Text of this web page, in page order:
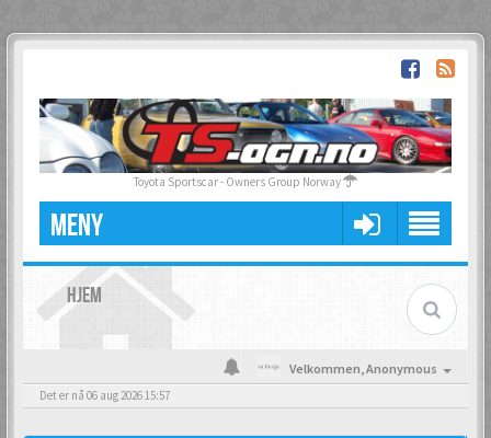
Toyota Sportscar - Owners Group Norway
MENY
HJEM
Velkommen,Anonymous
Det er nå 06 aug 2026 15:57